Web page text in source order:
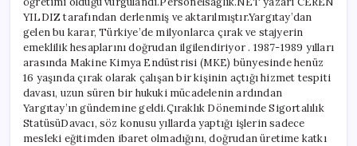
YILDIZ tarafından derlenmiş ve aktarılmıştır.Yargıtay’dan
gelen bu karar, Türkiye’de milyonlarca çırak ve stajyerin
emeklilik hesaplarını doğrudan ilgilendiriyor . 1987-1989 yılları
arasında Makine Kimya Endüstrisi (MKE) bünyesinde henüz
16 yaşında çırak olarak çalışan bir kişinin açtığı hizmet tespiti
davası, uzun süren bir hukuki mücadelenin ardından
Yargıtay’ın gündemine geldi.Çıraklık Döneminde Sigortalılık
StatüsüDavacı, söz konusu yıllarda yaptığı işlerin sadece
mesleki eğitimden ibaret olmadığını, doğrudan üretime katkı